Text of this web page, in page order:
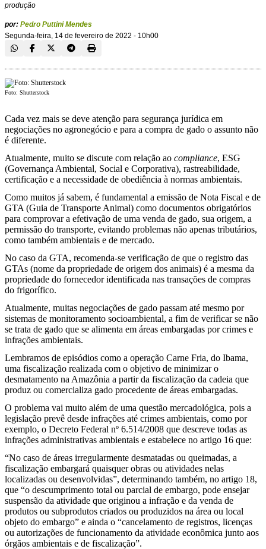
produção
por: Pedro Puttini Mendes
Segunda-feira, 14 de fevereiro de 2022 - 10h00
Foto: Shutterstock
Cada vez mais se deve atenção para segurança jurídica em
negociações no agronegócio e para a compra de gado o assunto não
é diferente.
Atualmente, muito se discute com relação ao compliance, ESG
(Governança Ambiental, Social e Corporativa), rastreabilidade,
certificação e a necessidade de obediência à normas ambientais.
Como muitos já sabem, é fundamental a emissão de Nota Fiscal e de
GTA (Guia de Transporte Animal) como documentos obrigatórios
para comprovar a efetivação de uma venda de gado, sua origem, a
permissão do transporte, evitando problemas não apenas tributários,
como também ambientais e de mercado.
No caso da GTA, recomenda-se verificação de que o registro das
GTAs (nome da propriedade de origem dos animais) é a mesma da
propriedade do fornecedor identificada nas transações de compras
do frigorífico.
Atualmente, muitas negociações de gado passam até mesmo por
sistemas de monitoramento socioambiental, a fim de verificar se não
se trata de gado que se alimenta em áreas embargadas por crimes e
infrações ambientais.
Lembramos de episódios como a operação Carne Fria, do Ibama,
uma fiscalização realizada com o objetivo de minimizar o
desmatamento na Amazônia a partir da fiscalização da cadeia que
produz ou comercializa gado procedente de áreas embargadas.
O problema vai muito além de uma questão mercadológica, pois a
legislação prevê desde infrações até crimes ambientais, como por
exemplo, o Decreto Federal nº 6.514/2008 que descreve todas as
infrações administrativas ambientais e estabelece no artigo 16 que:
“No caso de áreas irregularmente desmatadas ou queimadas, a
fiscalização embargará quaisquer obras ou atividades nelas
localizadas ou desenvolvidas”, determinando também, no artigo 18,
que “o descumprimento total ou parcial de embargo, pode ensejar
suspensão da atividade que originou a infração e da venda de
produtos ou subprodutos criados ou produzidos na área ou local
objeto do embargo” e ainda o “cancelamento de registros, licenças
ou autorizações de funcionamento da atividade econômica junto aos
órgãos ambientais e de fiscalização”.